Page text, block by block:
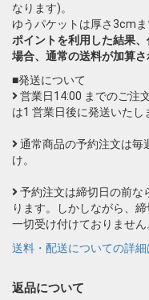
なります)。
ゆうパケットは厚さ3cmま
ポイントを利用した結果
場合、通常の送料が加算さ
■発送について
営業日14:00 までのご注
は1 営業日後に発送いたし
通常商品の予約注文は毎
け。
予約注文は締切日の前な
ります。しかしながら、
一切受け付けておりません
送料・配送についての詳細
返品について